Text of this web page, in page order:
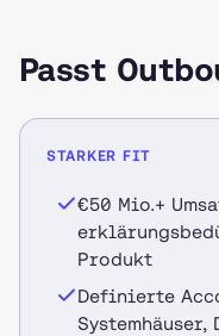
Passt
STARKER FIT
€50 Mio.+
Produkt
Definierte